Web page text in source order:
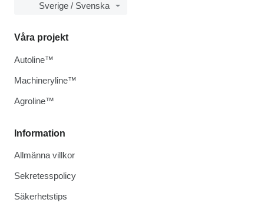
Sverige / Svenska
Information
Allmänna villkor
Sekretesspolicy
Säkerhetstips
Våra projekt
Autoline™
Machineryline™
Agroline™